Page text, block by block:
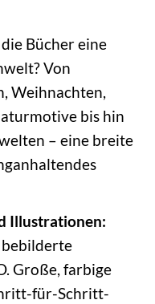
Bücher eine
Von
Weihnachten,
bis hin
– eine breite
Illustrationen:
Große, farbige
für-Schritt-